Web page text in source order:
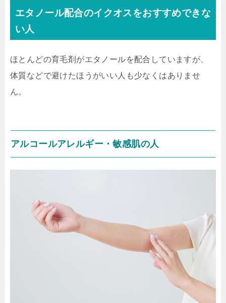
エタノール配合のイクオスをおすすめできな
い人
ほとんどの育毛剤がエタノールを配合していますが、
体質などで避けたほうがいい人も少なくはありませ
ん。
アルコールアレルギー・敏感肌の人